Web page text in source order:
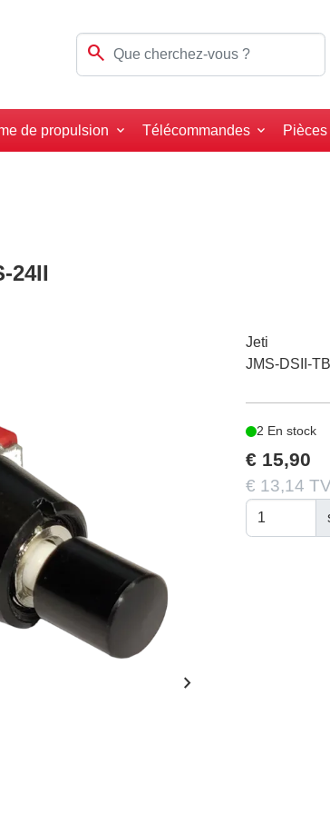
search
de propulsion Télécommandes
24II
chevron_right
Jeti
JMS-DSII-
2 En stock
€ 15,90
€ 13,14